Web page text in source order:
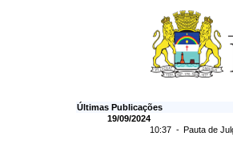
Últimas Publicações
19/09/2024
10:37 - Pauta de